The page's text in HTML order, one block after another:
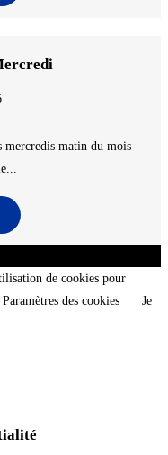
mercredis matin du mois
de cookies pour
Paramètres des cookies
Je